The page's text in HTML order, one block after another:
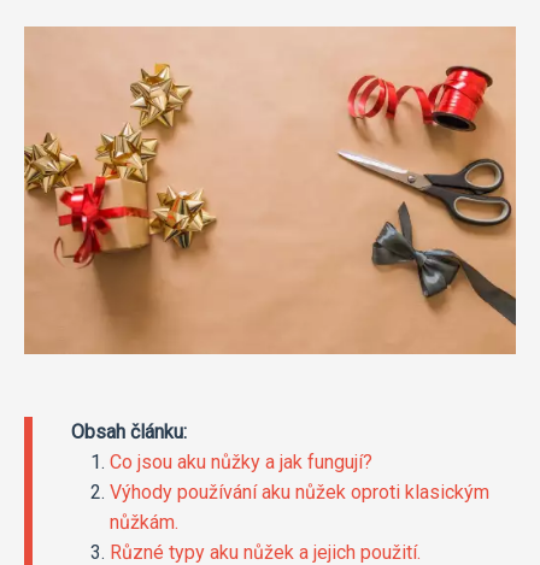
Obsah článku:
Co jsou aku nůžky a jak fungují?
Výhody používání aku nůžek oproti klasickým
nůžkám.
Různé typy aku nůžek a jejich použití.